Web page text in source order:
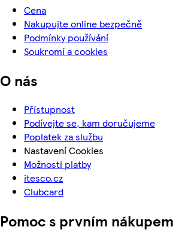
Cena
Nakupujte online bezpečně
Podmínky používání
Soukromí a cookies
O nás
Přístupnost
Podívejte se, kam doručujeme
Poplatek za službu
Nastavení Cookies
Možnosti platby
itesco.cz
Clubcard
Pomoc s prvním nákupem